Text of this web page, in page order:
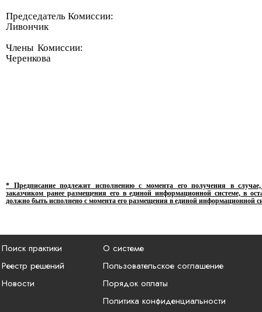
Председатель Комиссии:
Ливончик
Члены Комиссии:
Черенкова
* Предписание подлежит исполнению с момента его получения в случае,
заказчиком ранее размещения его в единой информационной системе, в
должно быть исполнено с момента его размещения в единой информационной
Поиск практики
Реестр решений
Новости
О системе
Пользовательское соглашение
Порядок оплаты
Политика конфиденциальности